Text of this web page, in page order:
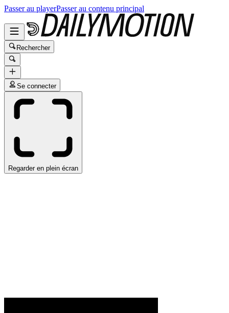
Passer au playerPasser au contenu principal
Rechercher
Se connecter
Regarder en plein écran